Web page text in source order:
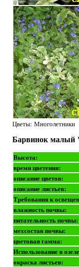
Цветы: Многолетники
Барвинок малый
Высота:
время цветения:
описание цветов:
описание листьев:
Требования к
влажность почвы:
питательность почвы:
мехсостав почвы:
цветовая гамма:
Использование в
окраска листьев: